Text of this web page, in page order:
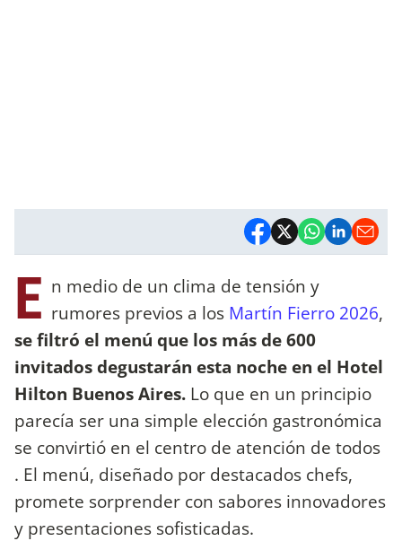
E n medio de un clima de tensión y
rumores previos a los Martín Fierro 2026,
se filtró el menú que los más de 600
invitados degustarán esta noche en el Hotel
Hilton Buenos Aires. Lo que en un principio
parecía ser una simple elección gastronómica
se convirtió en el centro de atención de todos
. El menú, diseñado por destacados chefs,
promete sorprender con sabores innovadores
y presentaciones sofisticadas.